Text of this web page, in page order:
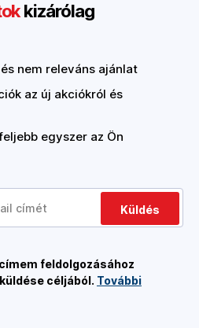
kizárólag
nem releváns ajánlat
az új akciókról és
egyszer az Ön
Küldés
feldolgozásához
céljából. További